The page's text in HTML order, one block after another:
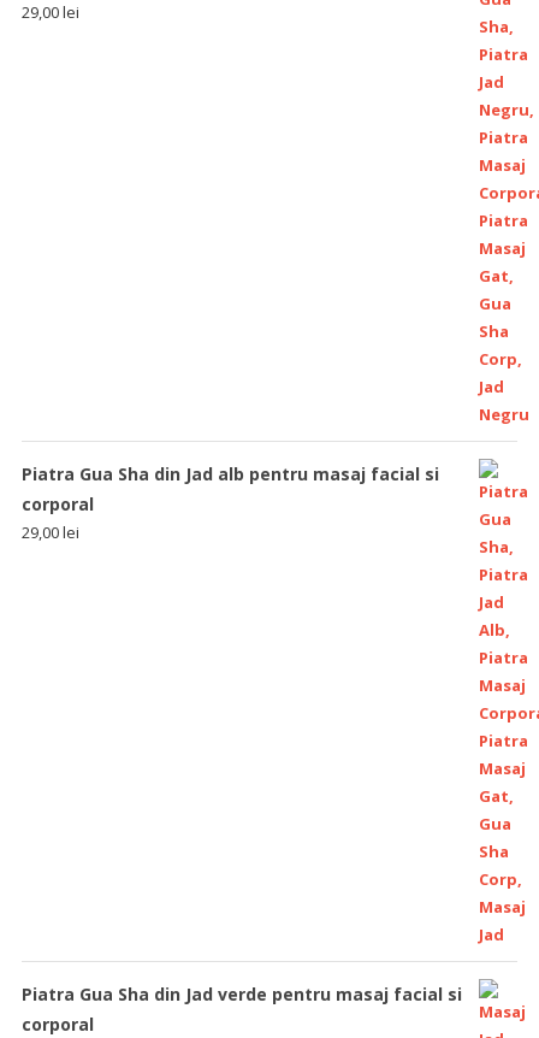
29,00lei
Piatra Gua Sha din Jad alb pentru masaj facial si
corporal
29,00lei
Piatra Gua Sha din Jad verde pentru masaj facial si
corporal